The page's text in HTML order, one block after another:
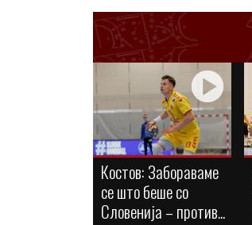
Костов: Забораваме
се што беше со
Словенија – против...